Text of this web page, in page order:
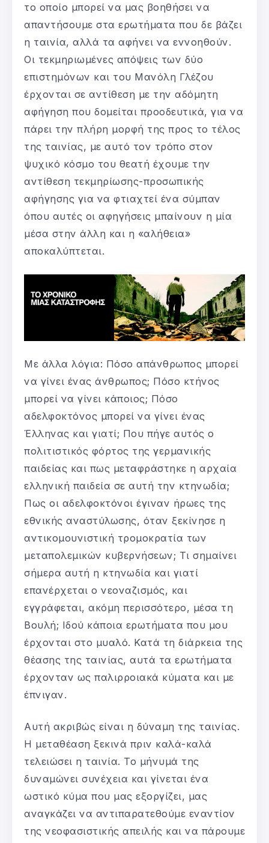
το οποίο μπορεί να μας βοηθήσει να
απαντήσουμε στα ερωτήματα που δε βάζει
η ταινία, αλλά τα αφήνει να εννοηθούν.
Οι τεκμηριωμένες απόψεις των δύο
επιστημόνων και του Μανόλη Γλέζου
έρχονται σε αντίθεση με την αδόμητη
αφήγηση που δομείται προοδευτικά, για να
πάρει την πλήρη μορφή της προς το τέλος
της ταινίας, με αυτό τον τρόπο στον
ψυχικό κόσμο του θεατή έχουμε την
αντίθεση τεκμηρίωσης-προσωπικής
αφήγησης για να φτιαχτεί ένα σύμπαν
όπου αυτές οι αφηγήσεις μπαίνουν η μία
μέσα στην άλλη και η «αλήθεια»
αποκαλύπτεται.
Με άλλα λόγια: Πόσο απάνθρωπος μπορεί
να γίνει ένας άνθρωπος; Πόσο κτήνος
μπορεί να γίνει κάποιος; Πόσο
αδελφοκτόνος μπορεί να γίνει ένας
Έλληνας και γιατί; Που πήγε αυτός ο
πολιτιστικός φόρτος της γερμανικής
παιδείας και πως μεταφράστηκε η αρχαία
ελληνική παιδεία σε αυτή την κτηνωδία;
Πως οι αδελφοκτόνοι έγιναν ήρωες της
εθνικής αναστύλωσης, όταν ξεκίνησε η
αντικομουνιστική τρομοκρατία των
μεταπολεμικών κυβερνήσεων; Τι σημαίνει
σήμερα αυτή η κτηνωδία και γιατί
επανέρχεται ο νεοναζισμός, και
εγγράφεται, ακόμη περισσότερο, μέσα τη
Βουλή; Ιδού κάποια ερωτήματα που μου
έρχονται στο μυαλό. Κατά τη διάρκεια της
θέασης της ταινίας, αυτά τα ερωτήματα
έρχονταν ως παλιρροιακά κύματα και με
έπνιγαν.
Αυτή ακριβώς είναι η δύναμη της ταινίας.
Η μεταθέαση ξεκινά πριν καλά-καλά
τελειώσει η ταινία. Το μήνυμά της
δυναμώνει συνέχεια και γίνεται ένα
ωστικό κύμα που μας εξοργίζει, μας
αναγκάζει να αντιπαρατεθούμε εναντίον
της νεοφασιστικής απειλής και να πάρουμε